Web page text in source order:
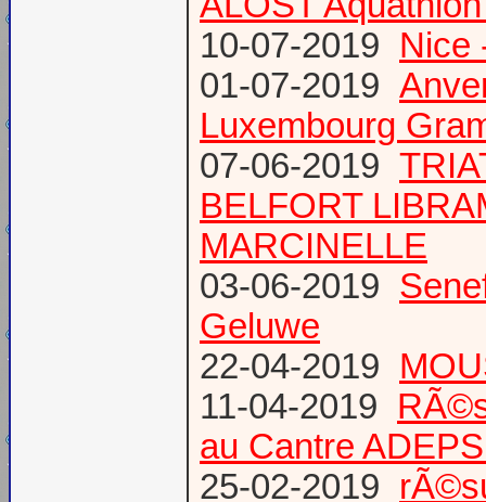
10-07-2019 Nice
01-07-2019
Luxembourg
07-06-2019
BELFORT
MARCINELLE
03-06-2019
Geluwe
22-04-2019
11-04-2019
au Cantre
25-02-2019